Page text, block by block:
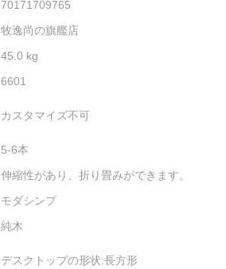
70171709765
牧逸尚の旗艦店
45.0 kg
6601
カスタマイズ不可
5-6本
伸縮性があり、折り畳みができます。
モダシンプ
純木
デスクトップの形状:長方形